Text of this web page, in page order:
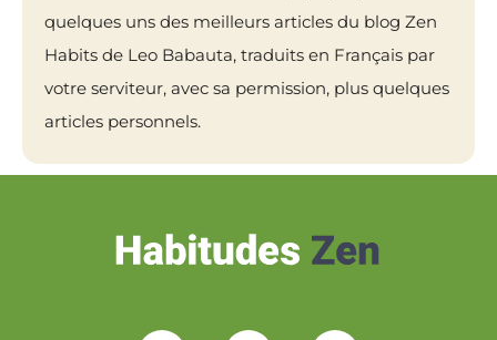
quelques uns des meilleurs articles du blog Zen
Habits de Leo Babauta, traduits en Français par
votre serviteur, avec sa permission, plus quelques
articles personnels.